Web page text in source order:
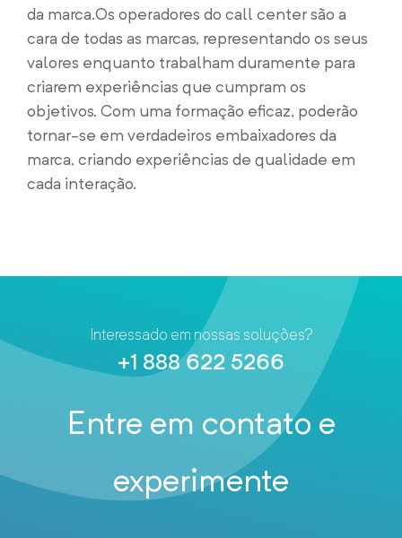
da marca.Os operadores do call center são a
cara de todas as marcas, representando os seus
valores enquanto trabalham duramente para
criarem experiências que cumpram os
objetivos. Com uma formação eficaz, poderão
tornar-se em verdadeiros embaixadores da
marca, criando experiências de qualidade em
cada interação.
Interessado em nossas soluções?
+1 888 622 5266
Entre em contato e
experimente